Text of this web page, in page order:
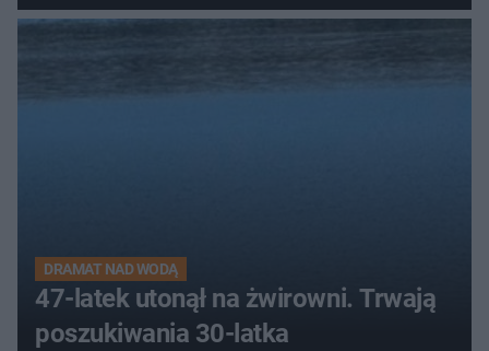
DRAMAT NAD WODĄ
47-latek utonął na żwirowni. Trwają
poszukiwania 30-latka